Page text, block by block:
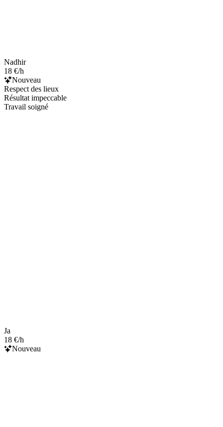
Nadhir
18 €/h
Nouveau
Respect des lieux
Résultat impeccable
Travail soigné
Ja
18 €/h
Nouveau